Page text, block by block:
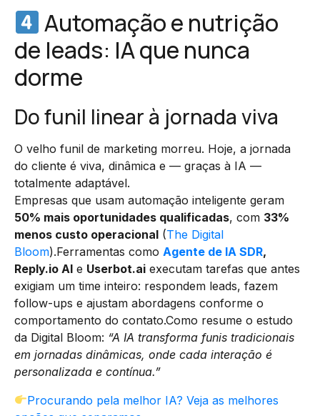
Automação e nutrição
de leads: IA que nunca
dorme
Do funil linear à jornada viva
O velho funil de marketing morreu. Hoje, a jornada
do cliente é viva, dinâmica e — graças à IA —
totalmente adaptável.
Empresas que usam automação inteligente geram
50% mais oportunidades qualificadas, com 33%
menos custo operacional (The Digital
Bloom).Ferramentas como Agente de IA SDR,
Reply.io AI e Userbot.ai executam tarefas que antes
exigiam um time inteiro: respondem leads, fazem
follow-ups e ajustam abordagens conforme o
comportamento do contato.Como resume o estudo
da Digital Bloom: “A IA transforma funis tradicionais
em jornadas dinâmicas, onde cada interação é
personalizada e contínua.”
Procurando pela melhor IA? Veja as melhores